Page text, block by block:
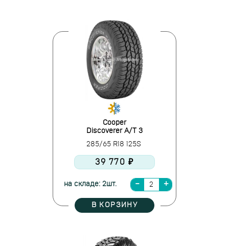
Cooper
Discoverer A/T 3
285/65 R18 125S
39 770 ₽
на складе: 2шт.
В КОРЗИНУ